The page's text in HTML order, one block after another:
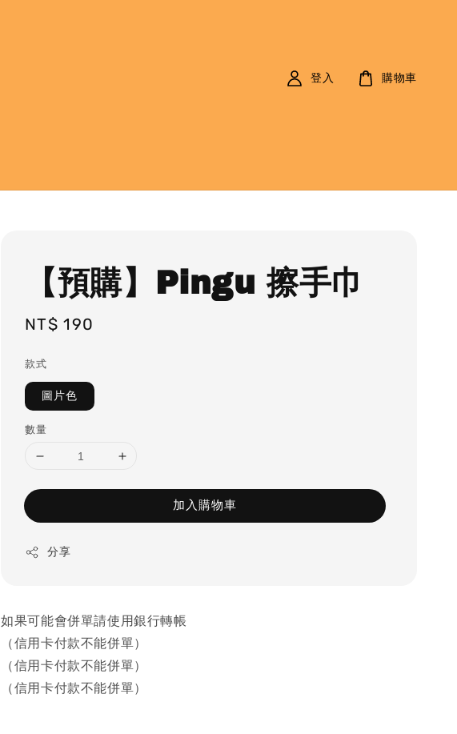
登入 購物車
【預購】Pingu 擦手巾
Regular
NT$ 190
款式
圖片色
數量
加入購物車
分享
如果可能會併單請使用銀行轉帳
（信用卡付款不能併單）
（信用卡付款不能併單）
（信用卡付款不能併單）